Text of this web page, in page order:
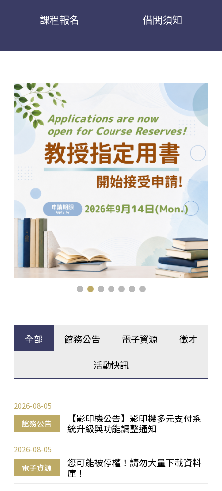
課程報名 借閱須知
全部 館務公告 電子資源 徵才
活動快訊
館務公告
【影印機公告】影印機多元支付系
統升級與功能調整通知
2026-08-05
電子資源
您可能被停權！請勿大量下載資料
庫！
2026-08-05